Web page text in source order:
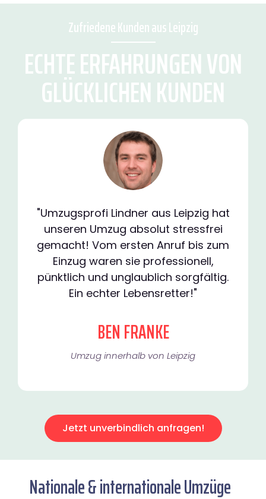
Zufriedene Kunden aus Leipzig
ECHTE ERFAHRUNGEN VON
GLÜCKLICHEN KUNDEN
"Umzugsprofi Lindner aus Leipzig hat
unseren Umzug absolut stressfrei
gemacht! Vom ersten Anruf bis zum
Einzug waren sie professionell,
pünktlich und unglaublich sorgfältig.
Ein echter Lebensretter!"
BEN FRANKE
Umzug innerhalb von Leipzig​
Jetzt unverbindlich anfragen!
Nationale & internationale Umzüge